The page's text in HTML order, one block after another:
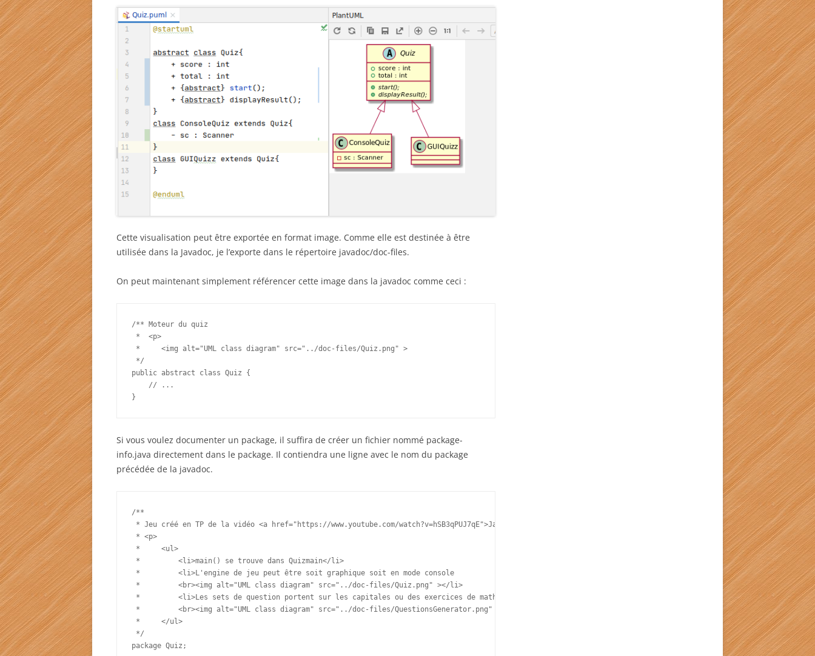
Cette visualisation peut être exportée en format image. Comme elle est destinée à être
utilisée dans la Javadoc, je l’exporte dans le répertoire javadoc/doc-files.
On peut maintenant simplement référencer cette image dans la javadoc comme ceci :
/** Moteur du quiz
*  <p>
*     <img alt="UML class diagram" src="../doc-files/Quiz.png" >
*/
public abstract class Quiz {
    // ...
}
Si vous voulez documenter un package, il suffira de créer un fichier nommé package-
info.java directement dans le package. Il contiendra une ligne avec le nom du package
précédée de la javadoc.
/**
* Jeu créé en TP de la vidéo <a href="https://www.youtube.com/watch?v=hSB3qPUJ7qE">Java intermédiaire 42 - TP Quiz</a>
* <p>
*     <ul>
*         <li>main() se trouve dans Quizmain</li>
*         <li>L'engine de jeu peut être soit graphique soit en mode console
*         <br><img alt="UML class diagram" src="../doc-files/Quiz.png" ></li>
*         <li>Les sets de question portent sur les capitales ou des exercices de math
*         <br><img alt="UML class diagram" src="../doc-files/QuestionsGenerator.png" ></li>
*     </ul>
*/
package Quiz;